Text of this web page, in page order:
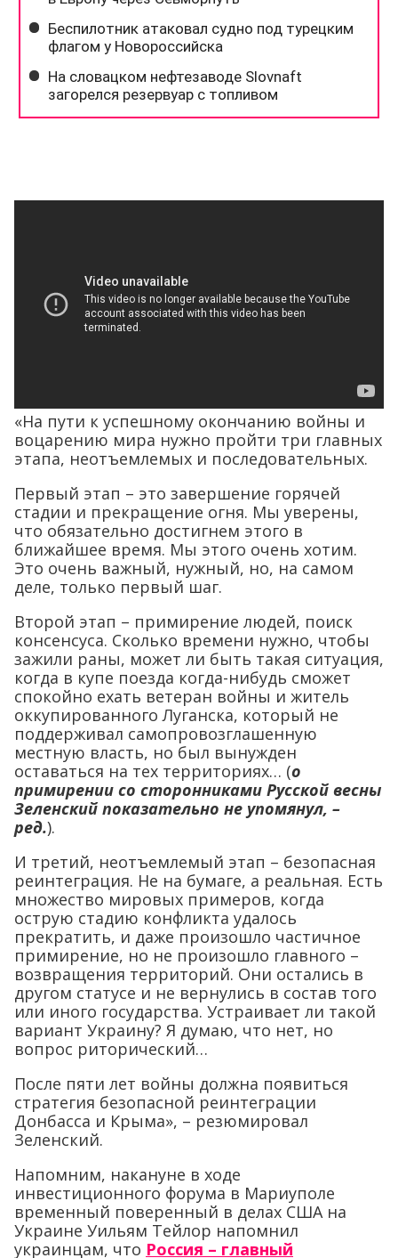
«На пути к успешному окончанию войны и
воцарению мира нужно пройти три главных
этапа, неотъемлемых и последовательных.
Первый этап – это завершение горячей
стадии и прекращение огня. Мы уверены,
что обязательно достигнем этого в
ближайшее время. Мы этого очень хотим.
Это очень важный, нужный, но, на самом
деле, только первый шаг.
Второй этап – примирение людей, поиск
консенсуса. Сколько времени нужно, чтобы
зажили раны, может ли быть такая ситуация,
когда в купе поезда когда-нибудь сможет
спокойно ехать ветеран войны и житель
оккупированного Луганска, который не
поддерживал самопровозглашенную
местную власть, но был вынужден
оставаться на тех территориях… (о
примирении со сторонниками Русской весны
Зеленский показательно не упомянул, –
ред.).
И третий, неотъемлемый этап – безопасная
реинтеграция. Не на бумаге, а реальная. Есть
множество мировых примеров, когда
острую стадию конфликта удалось
прекратить, и даже произошло частичное
примирение, но не произошло главного –
возвращения территорий. Они остались в
другом статусе и не вернулись в состав того
или иного государства. Устраивает ли такой
вариант Украину? Я думаю, что нет, но
вопрос риторический…
После пяти лет войны должна появиться
стратегия безопасной реинтеграции
Донбасса и Крыма», – резюмировал
Зеленский.
Напомним, накануне в ходе
инвестиционного форума в Мариуполе
временный поверенный в делах США на
Украине Уильям Тейлор напомнил
украинцам, что Россия – главный